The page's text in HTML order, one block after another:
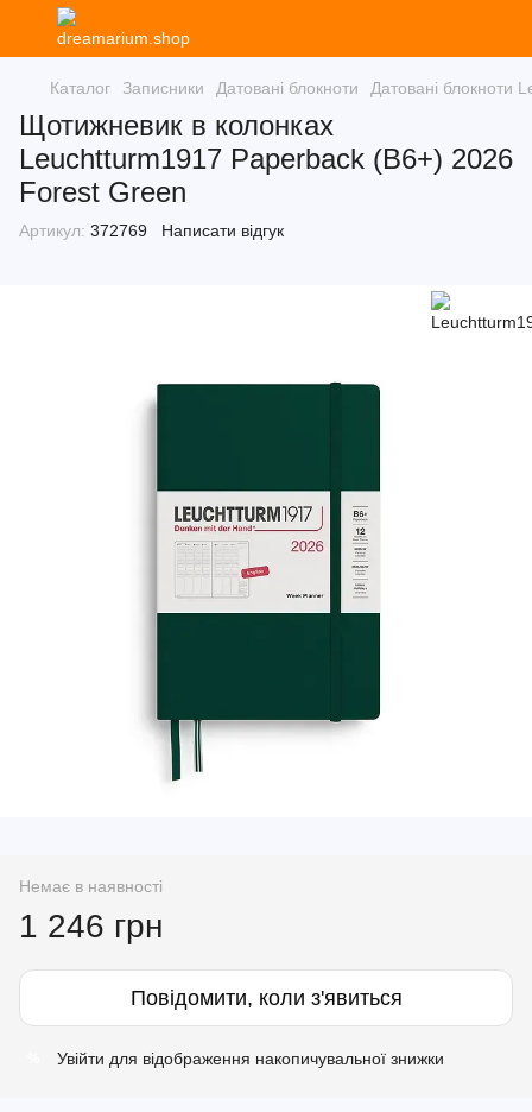
Каталог Записники Датовані блокноти Датовані блокноти
Щотижневик в колонках
Leuchtturm1917 Paperback (B6+) 2026
Forest Green
Артикул: 372769 Написати відгук
Немає в наявності
1 246 грн
Повідомити, коли з'явиться
Увійти для відображення накопичувальної знижки